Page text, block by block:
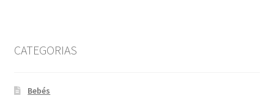
CATEGORIAS
Bebés